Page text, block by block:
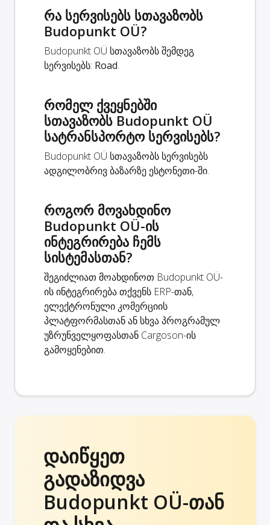
რა სერვისებს სთავაზობს
Budopunkt OÜ?
Budopunkt OÜ სთავაზობს შემდეგ
სერვისებს: Road.
რომელ ქვეყნებში
სთავაზობს Budopunkt OÜ
სატრანსპორტო სერვისებს?
Budopunkt OÜ სთავაზობს სერვისებს
ადგილობრივ ბაზარზე ესტონეთი-ში.
როგორ მოვახდინო
Budopunkt OÜ-ის
ინტეგრირება ჩემს
სისტემასთან?
შეგიძლიათ მოახდინოთ Budopunkt OÜ-
ის ინტეგრირება თქვენს ERP-თან,
ელექტრონული კომერციის
პლატფორმასთან ან სხვა პროგრამულ
უზრუნველყოფასთან Cargoson-ის
გამოყენებით.
დაიწყეთ
გადაზიდვა
Budopunkt OÜ-თან